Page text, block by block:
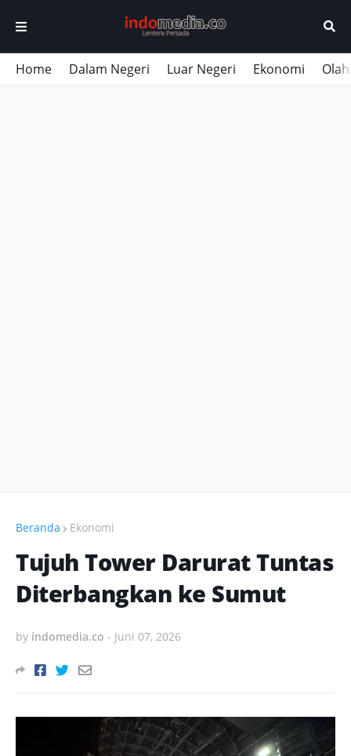
Home Dalam Negeri Luar Negeri Ekonomi
Beranda Ekonomi
Tujuh Tower Darurat Tuntas
Diterbangkan ke Sumut
by indomedia.co - Juni 07, 2026